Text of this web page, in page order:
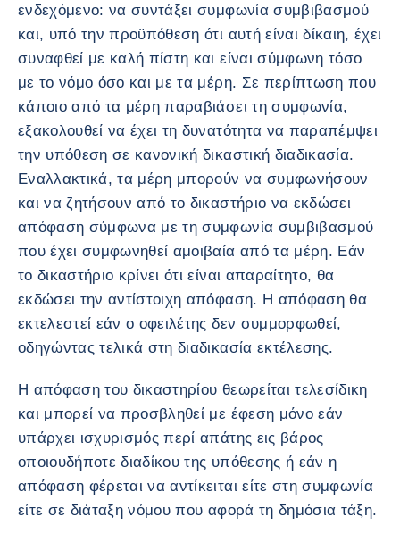
ενδεχόμενο: να συντάξει συμφωνία συμβιβασμού
και, υπό την προϋπόθεση ότι αυτή είναι δίκαιη, έχει
συναφθεί με καλή πίστη και είναι σύμφωνη τόσο
με το νόμο όσο και με τα μέρη. Σε περίπτωση που
κάποιο από τα μέρη παραβιάσει τη συμφωνία,
εξακολουθεί να έχει τη δυνατότητα να παραπέμψει
την υπόθεση σε κανονική δικαστική διαδικασία.
Εναλλακτικά, τα μέρη μπορούν να συμφωνήσουν
και να ζητήσουν από το δικαστήριο να εκδώσει
απόφαση σύμφωνα με τη συμφωνία συμβιβασμού
που έχει συμφωνηθεί αμοιβαία από τα μέρη. Εάν
το δικαστήριο κρίνει ότι είναι απαραίτητο, θα
εκδώσει την αντίστοιχη απόφαση. Η απόφαση θα
εκτελεστεί εάν ο οφειλέτης δεν συμμορφωθεί,
οδηγώντας τελικά στη διαδικασία εκτέλεσης.
Η απόφαση του δικαστηρίου θεωρείται τελεσίδικη
και μπορεί να προσβληθεί με έφεση μόνο εάν
υπάρχει ισχυρισμός περί απάτης εις βάρος
οποιουδήποτε διαδίκου της υπόθεσης ή εάν η
απόφαση φέρεται να αντίκειται είτε στη συμφωνία
είτε σε διάταξη νόμου που αφορά τη δημόσια τάξη.